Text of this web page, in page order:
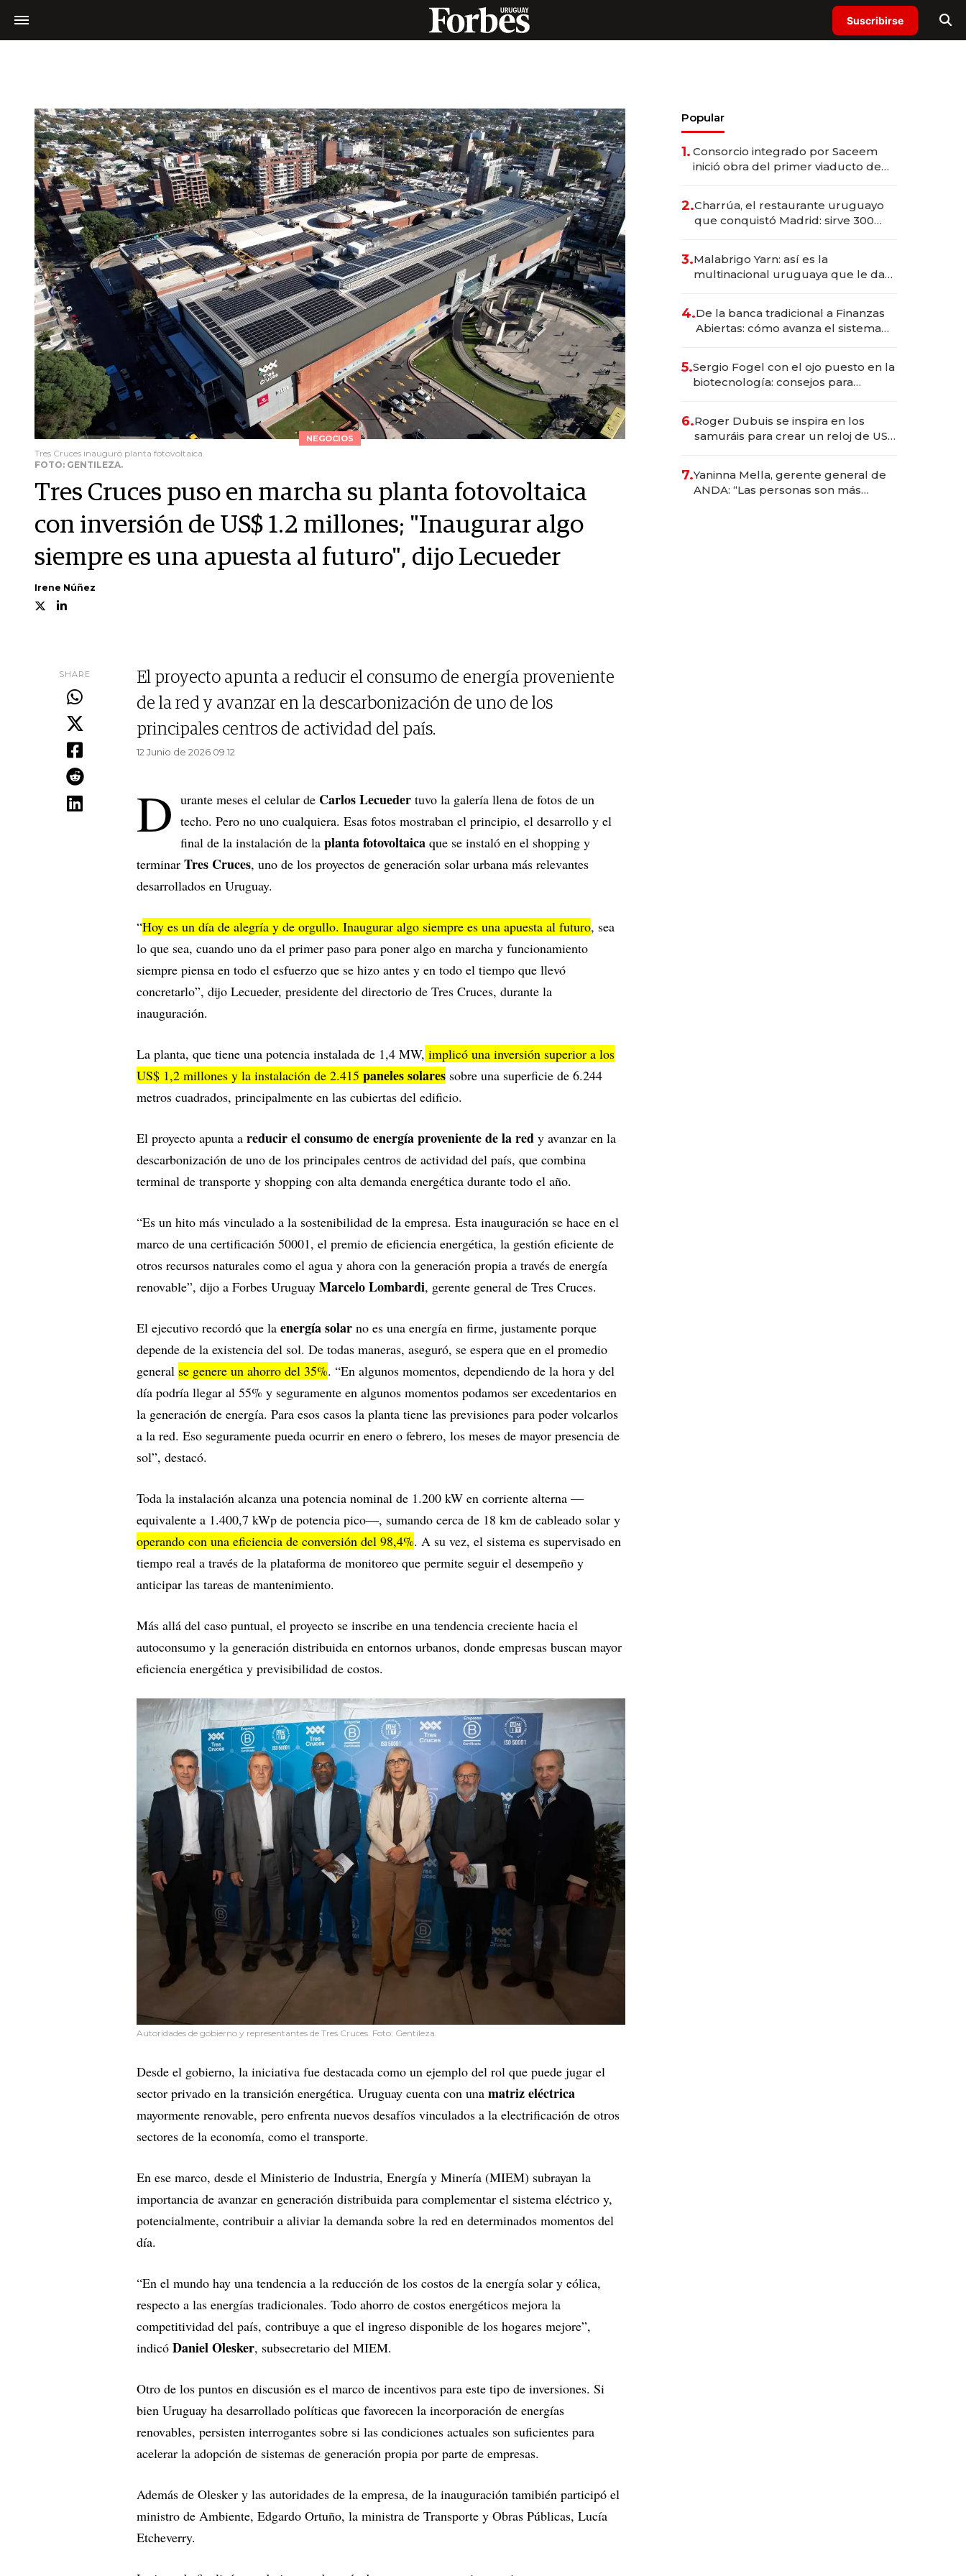
Suscribirse
NEGOCIOS
Tres Cruces inauguró planta fotovoltaica.
FOTO: GENTILEZA.
Tres Cruces puso en marcha su planta fotovoltaica
con inversión de US$ 1.2 millones; "Inaugurar algo
siempre es una apuesta al futuro", dijo Lecueder
Irene Núñez
SHARE
El proyecto apunta a reducir el consumo de energía proveniente
de la red y avanzar en la descarbonización de uno de los
principales centros de actividad del país.
12 Junio de 2026 09.12
D urante meses el celular de Carlos Lecueder tuvo la galería llena de fotos de un
techo. Pero no uno cualquiera. Esas fotos mostraban el principio, el desarrollo y el
final de la instalación de la planta fotovoltaica que se instaló en el shopping y
terminar Tres Cruces, uno de los proyectos de generación solar urbana más relevantes
desarrollados en Uruguay.
“Hoy es un día de alegría y de orgullo. Inaugurar algo siempre es una apuesta al futuro, sea
lo que sea, cuando uno da el primer paso para poner algo en marcha y funcionamiento
siempre piensa en todo el esfuerzo que se hizo antes y en todo el tiempo que llevó
concretarlo”, dijo Lecueder, presidente del directorio de Tres Cruces, durante la
inauguración.
La planta, que tiene una potencia instalada de 1,4 MW, implicó una inversión superior a los
US$ 1,2 millones y la instalación de 2.415 paneles solares sobre una superficie de 6.244
metros cuadrados, principalmente en las cubiertas del edificio.
El proyecto apunta a reducir el consumo de energía proveniente de la red y avanzar en la
descarbonización de uno de los principales centros de actividad del país, que combina
terminal de transporte y shopping con alta demanda energética durante todo el año.
“Es un hito más vinculado a la sostenibilidad de la empresa. Esta inauguración se hace en el
marco de una certificación 50001, el premio de eficiencia energética, la gestión eficiente de
otros recursos naturales como el agua y ahora con la generación propia a través de energía
renovable”, dijo a Forbes Uruguay Marcelo Lombardi, gerente general de Tres Cruces.
El ejecutivo recordó que la energía solar no es una energía en firme, justamente porque
depende de la existencia del sol. De todas maneras, aseguró, se espera que en el promedio
general se genere un ahorro del 35%. “En algunos momentos, dependiendo de la hora y del
día podría llegar al 55% y seguramente en algunos momentos podamos ser excedentarios en
la generación de energía. Para esos casos la planta tiene las previsiones para poder volcarlos
a la red. Eso seguramente pueda ocurrir en enero o febrero, los meses de mayor presencia de
sol”, destacó.
Toda la instalación alcanza una potencia nominal de 1.200 kW en corriente alterna —
equivalente a 1.400,7 kWp de potencia pico—, sumando cerca de 18 km de cableado solar y
operando con una eficiencia de conversión del 98,4%. A su vez, el sistema es supervisado en
tiempo real a través de la plataforma de monitoreo que permite seguir el desempeño y
anticipar las tareas de mantenimiento.
Más allá del caso puntual, el proyecto se inscribe en una tendencia creciente hacia el
autoconsumo y la generación distribuida en entornos urbanos, donde empresas buscan mayor
eficiencia energética y previsibilidad de costos.
Autoridades de gobierno y representantes de Tres Cruces. Foto: Gentileza.
Desde el gobierno, la iniciativa fue destacada como un ejemplo del rol que puede jugar el
sector privado en la transición energética. Uruguay cuenta con una matriz eléctrica
mayormente renovable, pero enfrenta nuevos desafíos vinculados a la electrificación de otros
sectores de la economía, como el transporte.
En ese marco, desde el Ministerio de Industria, Energía y Minería (MIEM) subrayan la
importancia de avanzar en generación distribuida para complementar el sistema eléctrico y,
potencialmente, contribuir a aliviar la demanda sobre la red en determinados momentos del
día.
“En el mundo hay una tendencia a la reducción de los costos de la energía solar y eólica,
respecto a las energías tradicionales. Todo ahorro de costos energéticos mejora la
competitividad del país, contribuye a que el ingreso disponible de los hogares mejore”,
indicó Daniel Olesker, subsecretario del MIEM.
Otro de los puntos en discusión es el marco de incentivos para este tipo de inversiones. Si
bien Uruguay ha desarrollado políticas que favorecen la incorporación de energías
renovables, persisten interrogantes sobre si las condiciones actuales son suficientes para
acelerar la adopción de sistemas de generación propia por parte de empresas.
Además de Olesker y las autoridades de la empresa, de la inauguración tamibién participó el
ministro de Ambiente, Edgardo Ortuño, la ministra de Transporte y Obras Públicas, Lucía
Etcheverry.
Popular
1. Consorcio integrado por Saceem
inició obra del primer viaducto de
millones
2.Charrúa, el restaurante uruguayo
que conquistó Madrid: sirve 300
prepara apertura
3.Malabrigo Yarn: así es la
multinacional uruguaya que le da
4.De la banca tradicional a Finanzas
Abiertas: cómo avanza el sistema
5.Sergio Fogel con el ojo puesto en la
biotecnología: consejos para
6.Roger Dubuis se inspira en los
samuráis para crear un reloj de US$
7.Yaninna Mella, gerente general de
ANDA: “Las personas son más